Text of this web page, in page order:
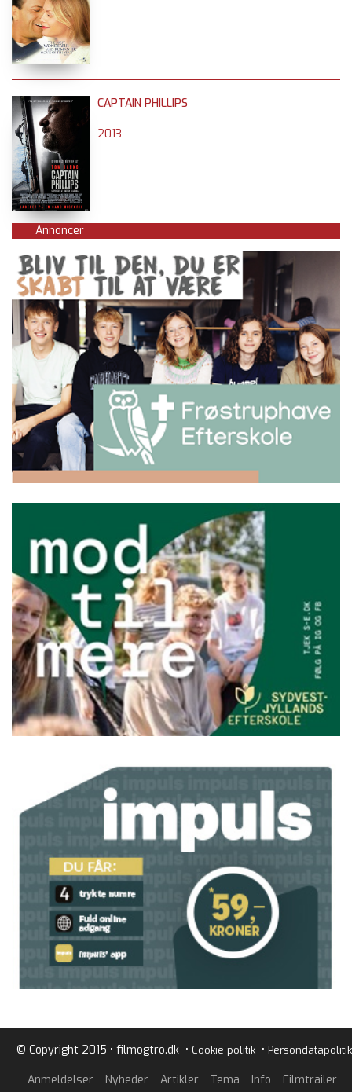
CAPTAIN PHILLIPS
2013
Annoncer
© Copyright 2015 • filmogtro.dk • Cookie politik• Persondatapolitik
Anmeldelser Nyheder Artikler Tema Info Filmtrailer